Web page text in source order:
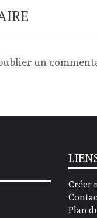
un
Créer
Plan